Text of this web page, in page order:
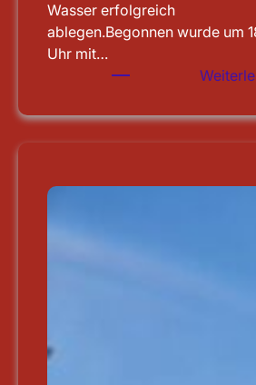
Wasser erfolgreich
ablegen.Begonnen wurde um
Uhr mit…